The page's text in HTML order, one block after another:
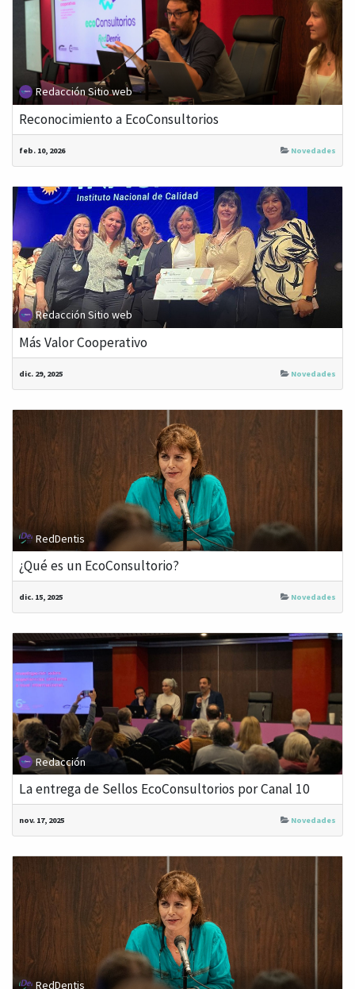
Redacción Sitio web
Reconocimiento a EcoConsultorios
feb. 10, 2026 Novedades
Redacción Sitio web
Más Valor Cooperativo
dic. 29, 2025 Novedades
RedDentis
¿Qué es un EcoConsultorio?
dic. 15, 2025 Novedades
Redacción
La entrega de Sellos EcoConsultorios por Canal 10
nov. 17, 2025 Novedades
RedDentis